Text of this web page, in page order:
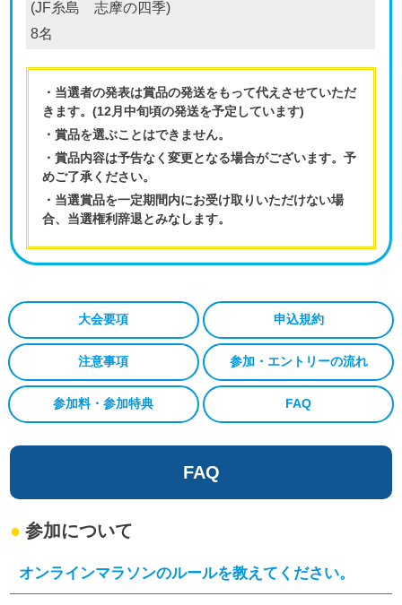
(JF糸島 志摩の四季)
8名
・当選者の発表は賞品の発送をもって代えさせていただ
きます。(12月中旬頃の発送を予定しています)
・賞品を選ぶことはできません。
・賞品内容は予告なく変更となる場合がございます。予
めご了承ください。
・当選賞品を一定期間内にお受け取りいただけない場
合、当選権利辞退とみなします。
大会要項 申込規約
注意事項 参加・エントリーの流れ
参加料・参加特典 FAQ
FAQ
参加について
オンラインマラソンのルールを教えてください。